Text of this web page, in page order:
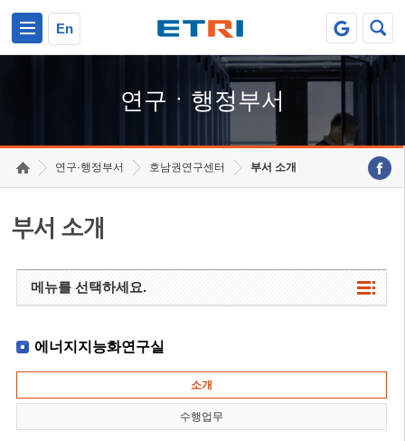
En
연구ㆍ행정부서
연구·행정부서 호남권연구센터 부서 소개
부서 소개
메뉴를 선택하세요.
에너지지능화연구실
소개
수행업무